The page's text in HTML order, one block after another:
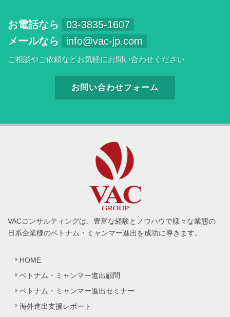
お電話なら
03-3835-1607
メールなら
info@vac-jp.com
ご相談やご依頼などお気軽にお問い合わせください
お問い合わせフォーム
VACコンサルティングは、豊富な経験とノウハウで様々な業態の
日系企業様のベトナム・ミャンマー進出を成功に導きます。
HOME
ベトナム・ミャンマー進出顧問
ベトナム・ミャンマー進出セミナー
海外進出支援レポート